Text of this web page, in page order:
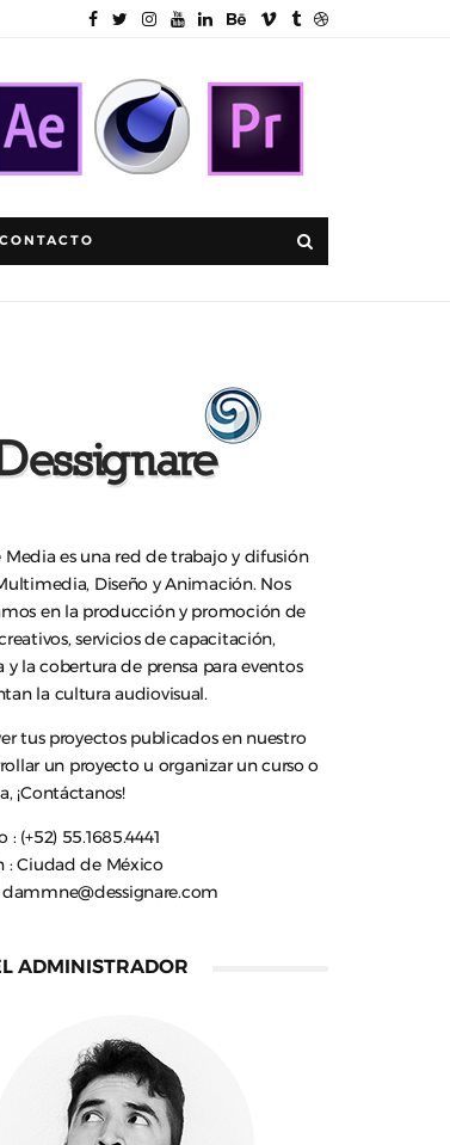
CONTACTO
Media es una red de trabajo y difusión
Diseño y Animación. Nos
en la producción y promoción de
servicios de capacitación,
y la cobertura de prensa para eventos
la cultura audiovisual.
tus proyectos publicados en nuestro
un proyecto u organizar un curso o
¡Contáctanos!
(+52) 55.1685.4441
: Ciudad de México
dammne@dessignare.com
ADMINISTRADOR